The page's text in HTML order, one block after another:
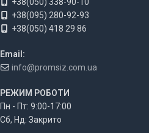
+38(095) 280-92-93
+38(050) 418 29 86
Email:
info@promsiz.com.ua
РЕЖИМ РОБОТИ
Пн - Пт: 9:00-17:00
Сб, Нд: Закрито